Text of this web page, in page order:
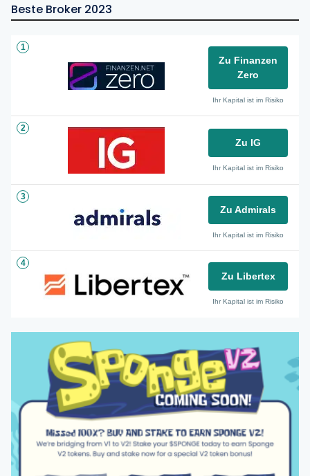
Beste Broker 2023
1
Zu Finanzen
Zero
Ihr Kapital ist im Risiko
2
Zu IG
Ihr Kapital ist im Risiko
3
Zu Admirals
Ihr Kapital ist im Risiko
4
Zu Libertex
Ihr Kapital ist im Risiko